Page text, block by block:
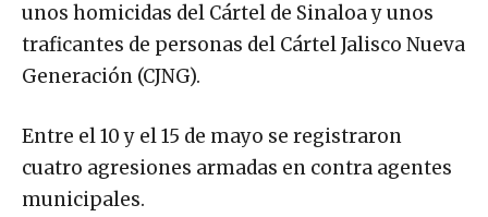
unos homicidas del Cártel de Sinaloa y unos
traficantes de personas del Cártel Jalisco Nueva
Generación (CJNG).
Entre el 10 y el 15 de mayo se registraron
cuatro agresiones armadas en contra agentes
municipales.